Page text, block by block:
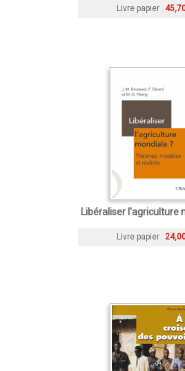
Livre papier
Libéraliser l'agriculture
Livre papier